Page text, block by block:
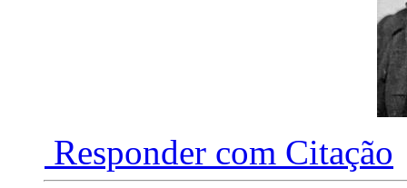
Responder com Citação